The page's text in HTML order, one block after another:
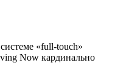
«full-touch»
Now кардинально